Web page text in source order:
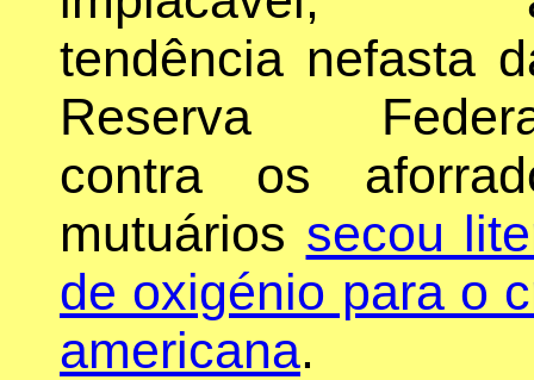
tendência nefasta
Reserva
contra os
mutuários secou
de oxigénio para o
americana.